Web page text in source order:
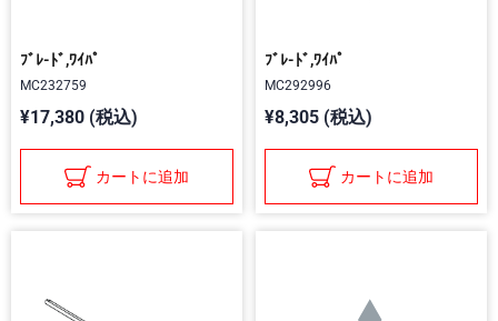
ﾌﾞﾚ-ﾄﾞ,ﾜｲﾊﾟ
MC232759
¥17,380 (税込)
カートに追加
ﾌﾞﾚ-ﾄﾞ,ﾜｲﾊﾟ
MC292996
¥8,305 (税込)
カートに追加